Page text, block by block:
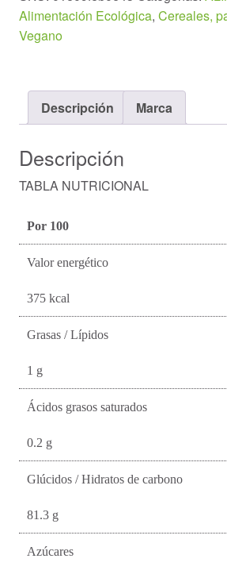
cantidad
Alimentación Ecológica, Cereales,
Vegano
Descripción Marca
Descripción
TABLA NUTRICIONAL
Por 100
Valor energético
375 kcal
Grasas / Lípidos
1 g
Ácidos grasos saturados
0.2 g
Glúcidos / Hidratos de carbono
81.3 g
Azúcares